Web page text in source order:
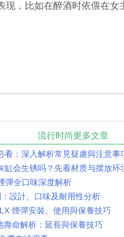
，比如在醉酒时依偎在女
流行时尚更多文章
看：深入解析常見疑慮與注意事
缸会生锈吗？先看材质与摆放环
彈全口味深度解析
設計、口味及耐用性分析
煙彈安裝、使用與保養技巧
壽命解析：延長與保養技巧